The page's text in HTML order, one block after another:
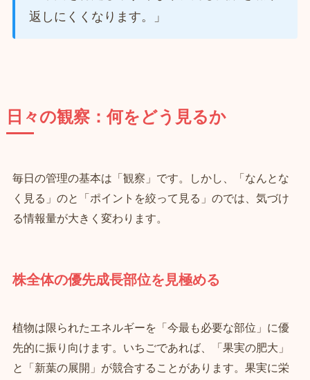
返しにくくなります。」
日々の観察：何をどう見るか
毎日の管理の基本は「観察」です。しかし、「なんとな
く見る」のと「ポイントを絞って見る」のでは、気づけ
る情報量が大きく変わります。
株全体の優先成長部位を見極める
植物は限られたエネルギーを「今最も必要な部位」に優
先的に振り向けます。いちごであれば、「果実の肥大」
と「新葉の展開」が競合することがあります。果実に栄